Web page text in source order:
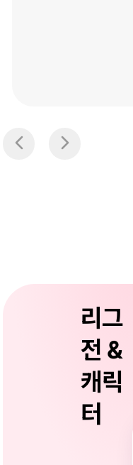
리그
전 &
캐릭
터